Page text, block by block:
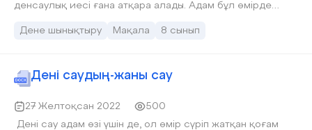
денсаулық иесі ғана атқара алады. Адам бұл өмірде
пайдалана білмесең, ғұмырың текке өтті дей бер.
дұрыс сақтанғанымыз жөн. Деніміз сау болмаса, ауру
меңдеп, қалжыратса, шалқыған байлықтан, ақшадан не
аңғарамыз.
Дене шынықтыру Мақала 8 сынып
Дені саудың-жаны сау
27 Желтоқсан 2022
500
Дені сау адам өзі үшін де, ол өмір сүріп жатқан қоғам